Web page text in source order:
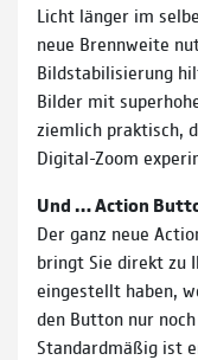
Licht länger im
neue Brennweite
Bildstabi­lisierung
Bilder mit
ziemlich praktisch,
Digital-Zoom
Und … Action
Der ganz neue
bringt Sie direkt zu
eingestellt haben,
den Button nur
Standardmäßig ist